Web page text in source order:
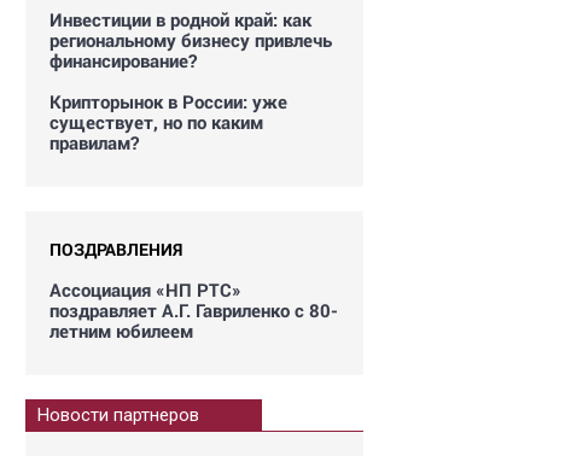
Инвестиции в родной край: как
региональному бизнесу привлечь
финансирование?
Крипторынок в России: уже
существует, но по каким
правилам?
ПОЗДРАВЛЕНИЯ
Ассоциация «НП РТС»
поздравляет А.Г. Гавриленко с 80-
летним юбилеем
Новости партнеров